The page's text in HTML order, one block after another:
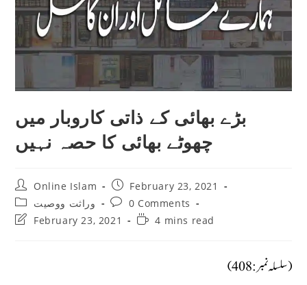
بڑے بھائی کے ذاتی کاروبار ميں
چھوٹے بھائی کا حصہ نہیں
Post
author:
Online Islam
Post
published:
February 23, 2021
Post
category:
وراثت ووصيت
Post
comments:
0 Comments
PostFebruary 23, 2021
Reading4 mins read
(سلسلہ نمبر: 408)